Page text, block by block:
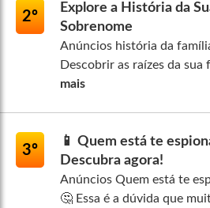
2º
Explore a História da
Sobrenome
Anúncios história da
Descobrir as raízes da sua
mais
3º
📱 Quem está te
Descubra agora!
Anúncios Quem está te
🤔 Essa é a dúvida que